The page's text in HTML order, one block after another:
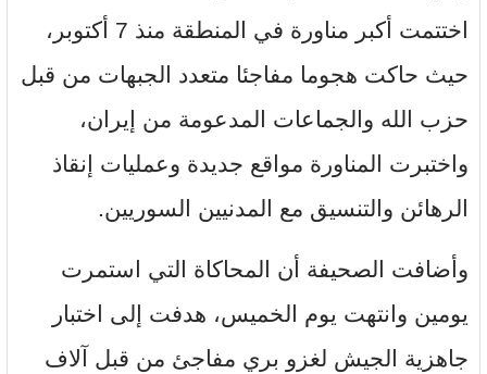
اختتمت أكبر مناورة في المنطقة منذ 7 أكتوبر،
حيث حاكت هجوما مفاجئا متعدد الجبهات من قبل
حزب الله والجماعات المدعومة من إيران،
واختبرت المناورة مواقع جديدة وعمليات إنقاذ
الرهائن والتنسيق مع المدنيين السوريين.
وأضافت الصحيفة أن المحاكاة التي استمرت
يومين وانتهت يوم الخميس، هدفت إلى اختبار
جاهزية الجيش لغزو بري مفاجئ من قبل آلاف